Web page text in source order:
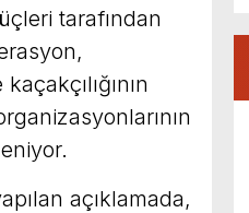
tarafından
açıklamada,